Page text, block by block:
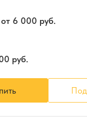
от 6 000 руб.
руб.